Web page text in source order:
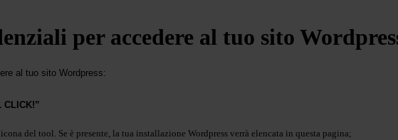
per accedere al tuo sito
al tuo sito Wordpress:
CLICK!”
del tool. Se è presente, la tua installazione Wordpress verrà elencata in questa pagina;